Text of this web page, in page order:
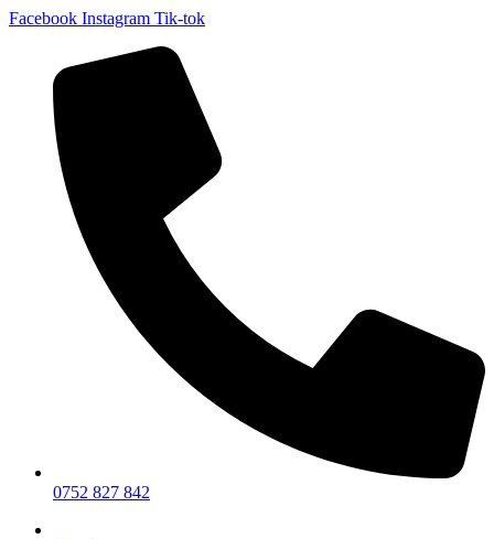
Facebook Instagram Tik-tok
0752 827 842